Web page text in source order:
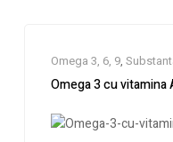
Omega 3, 6, 9,
Vitamina D,Vitamine
Omega 3 cu vitamina